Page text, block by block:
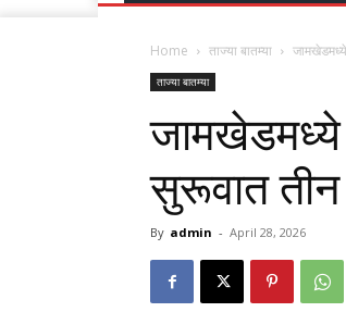
Home ताज्या बातम्या जामखेडमध्ये
ताज्या बातम्या
जामखेडमध्ये
सुरूवात तीन
By admin - April 28, 2026